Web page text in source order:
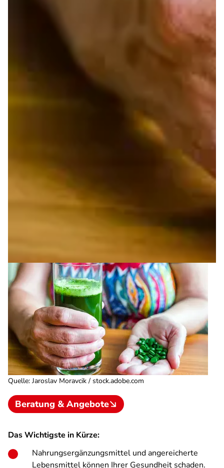
Quelle: Jaroslav Moravcik / stock.adobe.com
Beratung & Angebote
Das Wichtigste in Kürze:
Nahrungsergänzungsmittel und angereicherte
Lebensmittel können Ihrer Gesundheit schaden.